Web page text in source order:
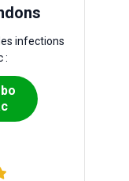
infections
: